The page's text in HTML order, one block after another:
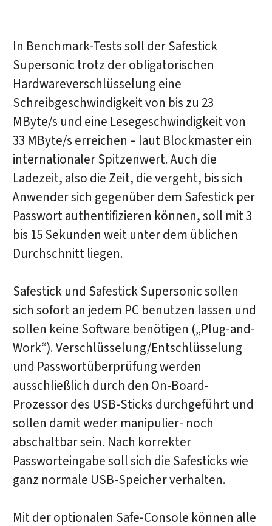
In Benchmark-Tests soll der Safestick
Supersonic trotz der obligatorischen
Hardwareverschlüsselung eine
Schreibgeschwindigkeit von bis zu 23
MByte/s und eine Lesegeschwindigkeit von
33 MByte/s erreichen – laut Blockmaster ein
internationaler Spitzenwert. Auch die
Ladezeit, also die Zeit, die vergeht, bis sich
Anwender sich gegenüber dem Safestick per
Passwort authentifizieren können, soll mit 3
bis 15 Sekunden weit unter dem üblichen
Durchschnitt liegen.
Safestick und Safestick Supersonic sollen
sich sofort an jedem PC benutzen lassen und
sollen keine Software benötigen („Plug-and-
Work“). Verschlüsselung/Entschlüsselung
und Passwortüberprüfung werden
ausschließlich durch den On-Board-
Prozessor des USB-Sticks durchgeführt und
sollen damit weder manipulier- noch
abschaltbar sein. Nach korrekter
Passworteingabe soll sich die Safesticks wie
ganz normale USB-Speicher verhalten.
Mit der optionalen Safe-Console können alle